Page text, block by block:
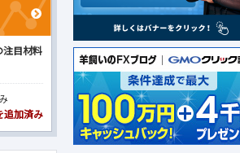
注目材料
追加済み